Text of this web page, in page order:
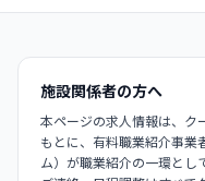
施設関係者の方へ
本ページの求人情報は、ク
もとに、有料職業紹介事業
ム）が職業紹介の一環とし